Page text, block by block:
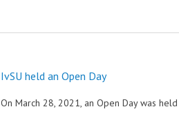
IvSU held an Open Day
On March 28, 2021, an Open Day was